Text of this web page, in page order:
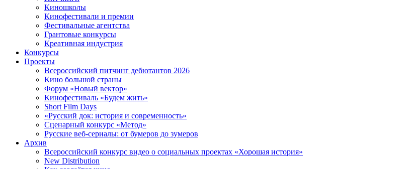
Киношколы
Кинофестивали и премии
Фестивальные агентства
Грантовые конкурсы
Креативная индустрия
Конкурсы
Проекты
Всероссийский питчинг дебютантов 2026
Кино большой страны
Форум «Новый вектор»
Кинофестиваль «Будем жить»
Short Film Days
«Русский док: история и современность»
Сценарный конкурс «Метод»
Русские веб-сериалы: от бумеров до зумеров
Архив
Всероссийский конкурс видео о социальных проектах «Хорошая история»
New Distribution